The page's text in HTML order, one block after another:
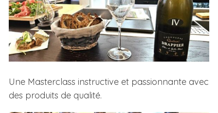
Une Masterclass instructive et passionnante avec
des produits de qualité.